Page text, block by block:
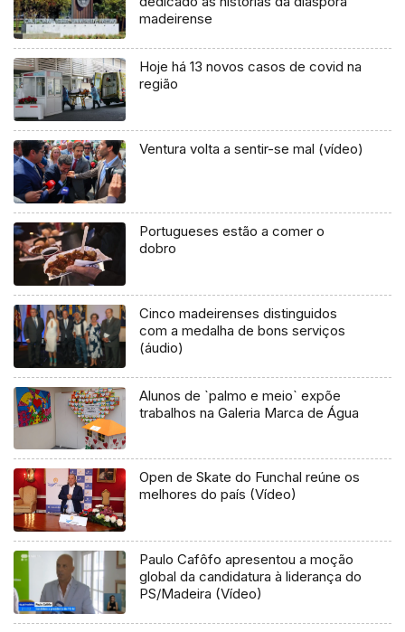
madeirense
Hoje há 13 novos casos de covid na
região
Ventura volta a sentir-se mal (vídeo)
Portugueses estão a comer o
dobro
Cinco madeirenses distinguidos
com a medalha de bons serviços
(áudio)
Alunos de `palmo e meio` expõe
trabalhos na Galeria Marca de Água
Open de Skate do Funchal reúne os
melhores do país (Vídeo)
Paulo Cafôfo apresentou a moção
global da candidatura à liderança do
PS/Madeira (Vídeo)